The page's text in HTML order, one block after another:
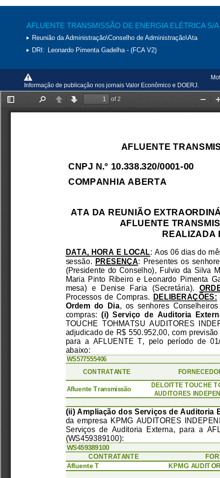
AFLUENTE TRANSMISSÃO DE ENERGIA ELÉTRICA S/A
Reunião da Administração\Conselho de Administração\Ata
DRI: Leonardo Pimenta Gadelha - (FCA V2)
Informação de publicação nos jornais Valor Econômico e DOERJ.